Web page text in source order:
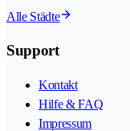
Alle Städte
Support
Kontakt
Hilfe & FAQ
Impressum